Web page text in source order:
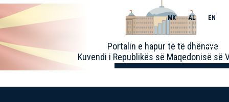
Portalin e hapur të të dhënave
Kuvendi i Republikës së Maqedonisë së
MK AL EN
Toggle